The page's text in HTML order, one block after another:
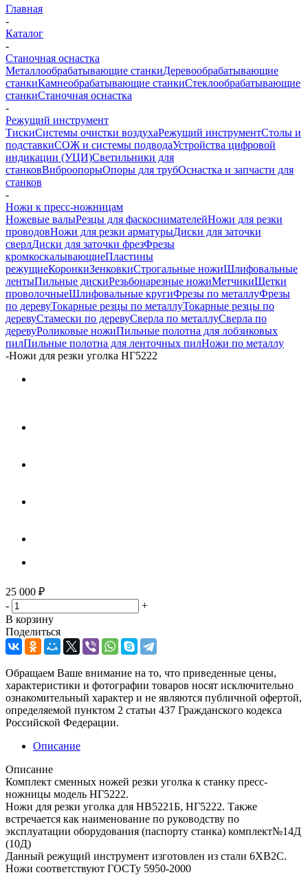
Главная
-
Каталог
-
Станочная оснастка
Металлообрабатывающие станкиДеревообрабатывающие
станкиКамнеобрабатывающие станкиСтеклообрабатывающие
станкиСтаночная оснастка
-
Режущий инструмент
ТискиСистемы очистки воздухаРежущий инструментСтолы и
подставкиСОЖ и системы подводаУстройства цифровой
индикации (УЦИ)Светильники для
станковВиброопорыОпоры для трубОснастка и запчасти для
станков
-
Ножи к пресс-ножницам
Ножевые валыРезцы для фаскоснимателейНожи для резки
проводовНожи для резки арматурыДиски для заточки
сверлДиски для заточки фрезФрезы
кромкоскалывающиеПластины
режущиеКоронкиЗенковкиСтрогальные ножиШлифовальные
лентыПильные дискиРезьбонарезные ножиМетчикиЩетки
проволочныеШлифовальные кругиФрезы по металлуФрезы
по деревуТокарные резцы по металлуТокарные резцы по
деревуСтамески по деревуСверла по металлуСверла по
деревуРоликовые ножиПильные полотна для лобзиковых
пилПильные полотна для ленточных пилНожи по металлу
-Ножи для резки уголка НГ5222
25 000 ₽
-
+
В корзину
Поделиться
Обращаем Ваше внимание на то, что приведенные цены,
характеристики и фотографии товаров носят исключительно
ознакомительный характер и не являются публичной офертой,
определяемой пунктом 2 статьи 437 Гражданского кодекса
Российской Федерации.
Описание
Описание
Комплект сменных ножей резки уголка к станку пресс-
ножницы модель НГ5222.
Ножи для резки уголка для НВ5221Б, НГ5222. Также
встречается как наименование по руководству по
эксплуатации оборудования (паспорту станка) комплект№14Д
(10Д)
Данный режущий инструмент изготовлен из стали 6ХВ2С.
Ножи соответствуют ГОСТу 5950-2000